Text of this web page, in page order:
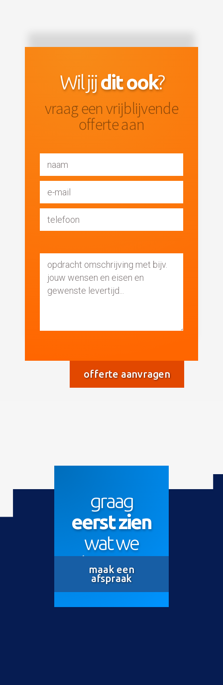
Wil jijdit ook?
vraag een vrijblijvende
offerte aan
graag
eerst zien
wat we
kunnen?
maak een
afspraak